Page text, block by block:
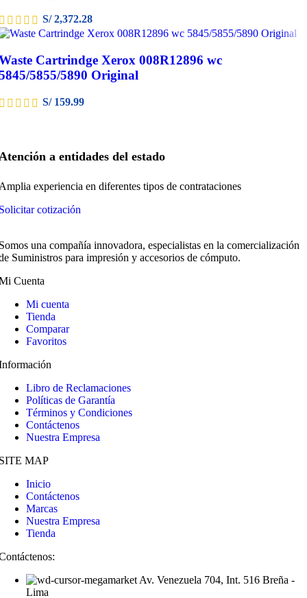
S/2,372.28
Cartrindge Xerox 008R12896 wc
5855/5890 Original
S/159.99
a entidades del estado
experiencia en diferentes tipos de contrataciones
cotización
una compañía innovadora, especialistas en la comercialización
Suministros para impresión y accesorios de cómputo.
Cuenta
Mi cuenta
Tienda
Comparar
Favoritos
Libro de Reclamaciones
Políticas de Garantía
Términos y Condiciones
Contáctenos
Nuestra Empresa
MAP
Inicio
Contáctenos
Marcas
Nuestra Empresa
Tienda
Av. Venezuela 704, Int. 516 Breña -
Lima